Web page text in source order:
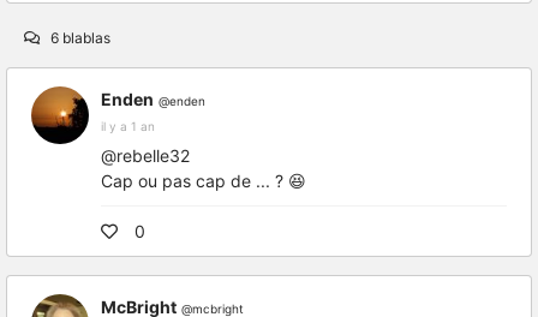
6 blablas
Enden @enden
il y a 1 an
@rebelle32
Cap ou pas cap de ... ? 😆
0
McBright @mcbright